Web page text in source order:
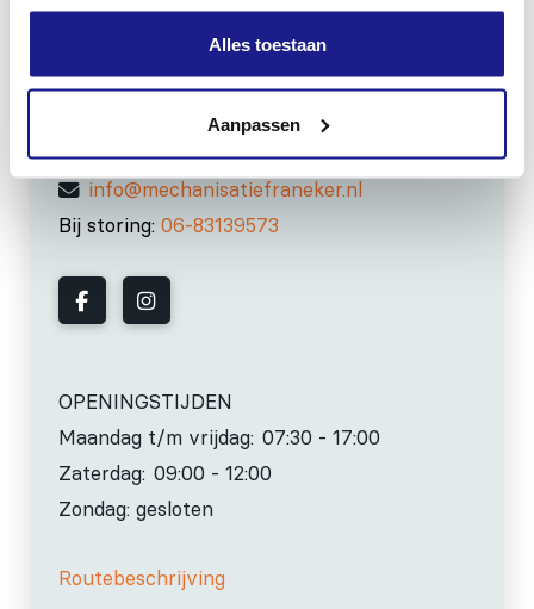
Alles toestaan
Aanpassen
MECHANISATIE FRANEKER
8801 RD Franeker
0517-396800
info@mechanisatiefraneker.nl
Bij storing: 06-83139573
OPENINGSTIJDEN
Maandag t/m vrijdag: 07:30 - 17:00
Zaterdag: 09:00 - 12:00
Zondag: gesloten
Routebeschrijving